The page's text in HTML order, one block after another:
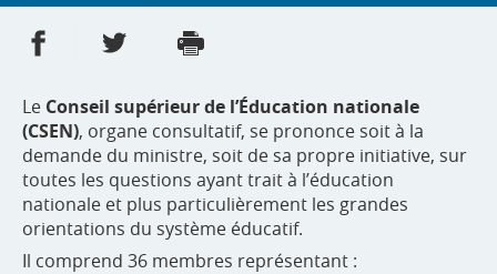
Partager sur Facebook
Partager sur Twitter
Le Conseil supérieur de l’Éducation nationale
(CSEN), organe consultatif, se prononce soit à la
demande du ministre, soit de sa propre initiative, sur
toutes les questions ayant trait à l’éducation
nationale et plus particulièrement les grandes
orientations du système éducatif.
Il comprend 36 membres représentant :